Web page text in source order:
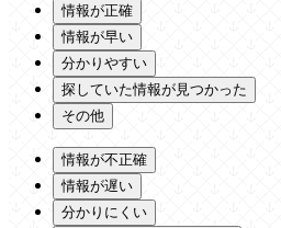
情報が正確
情報が早い
分かりやすい
探していた情報が見つかった
その他
情報が不正確
情報が遅い
分かりにくい